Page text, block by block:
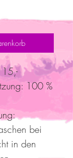
100 %
bei
in den